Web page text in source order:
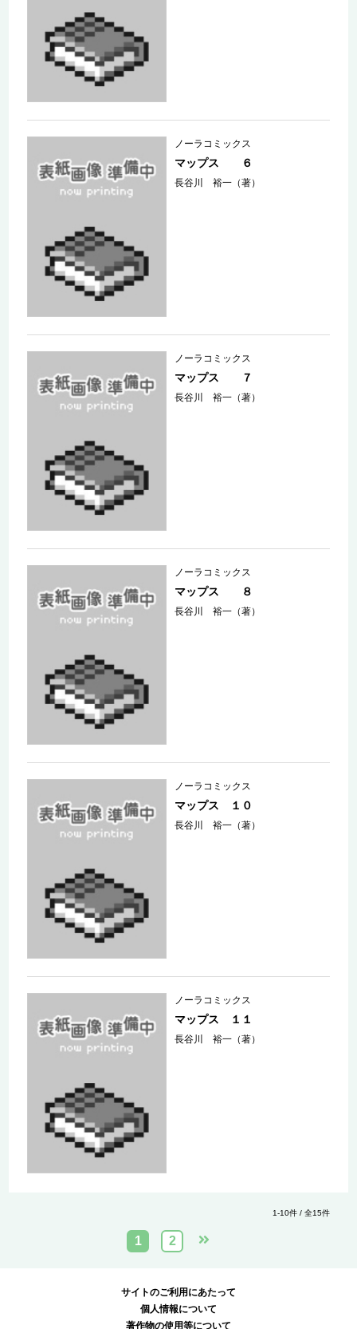
ノーラコミックス
マップス ６
長谷川 裕一（著）
ノーラコミックス
マップス ７
長谷川 裕一（著）
ノーラコミックス
マップス ８
長谷川 裕一（著）
ノーラコミックス
マップス １０
長谷川 裕一（著）
ノーラコミックス
マップス １１
長谷川 裕一（著）
1-10件 / 全15件
1 2
サイトのご利用にあたって
個人情報について
著作物の使用等について